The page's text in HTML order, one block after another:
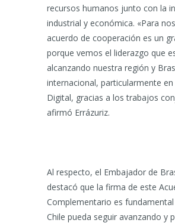
recursos humanos junto con la
industrial y económica. «Para
acuerdo de cooperación es un
porque vemos el liderazgo que
alcanzando nuestra región y
internacional, particularmente en
Digital, gracias a los trabajos
afirmó Errázuriz.
Al respecto, el Embajador de
destacó que la firma de este
Complementario es
Chile pueda seguir avanzando y